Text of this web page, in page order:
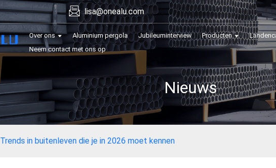
lisa@onealu.com
Over ons Aluminium pergola Jubileuminterview Producten
Neem contact met ons op
Nieuws
Trends in buitenleven die je in 2026 moet kennen